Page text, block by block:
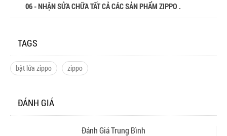
06 - NHẬN SỬA CHỮA TẤT CẢ CÁC SẢN PHẨM ZIPPO .
TAGS
bật lửa zippo zippo
ĐÁNH GIÁ
Đánh Giá Trung Bình